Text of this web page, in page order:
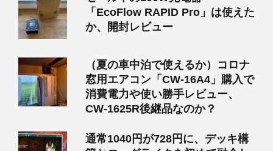
「EcoFlow RAPID Pro」は使えた
か、開封レビュー
（夏の車中泊で使えるか）コロナ
窓用エアコン「CW-16A4」購入で
消費電力や使い勝手レビュー、
CW-1625R後継品なのか？
通常1040円が728円に、デッキ構